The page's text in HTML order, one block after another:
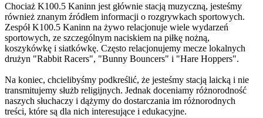
Chociaż K100.5 Kaninn jest głównie stacją muzyczną, jesteśmy
również znanym źródłem informacji o rozgrywkach sportowych.
Zespół K100.5 Kaninn na żywo relacjonuje wiele wydarzeń
sportowych, ze szczególnym naciskiem na piłkę nożną,
koszykówkę i siatkówkę. Często relacjonujemy mecze lokalnych
drużyn "Rabbit Racers", "Bunny Bouncers" i "Hare Hoppers".
Na koniec, chcielibyśmy podkreślić, że jesteśmy stacją laicką i nie
transmitujemy służb religijnych. Jednak doceniamy różnorodność
naszych słuchaczy i dążymy do dostarczania im różnorodnych
treści, które są dla nich interesujące i edukacyjne.